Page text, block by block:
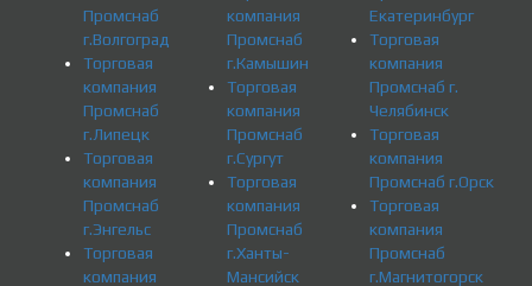
Промснаб
г.Волгоград
Торговая
компания
Промснаб
г.Липецк
Торговая
компания
Промснаб
г.Энгельс
Торговая
компания
компания
Промснаб
г.Камышин
Торговая
компания
Промснаб
г.Сургут
Торговая
компания
Промснаб
г.Ханты-
Мансийск
Екатеринбург
Торговая
компания
Промснаб г.
Челябинск
Торговая
компания
Промснаб г.Орск
Торговая
компания
Промснаб
г.Магнитогорск